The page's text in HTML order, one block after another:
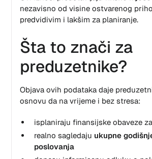
nezavisno od visine ostvarenog
predvidivim i lakšim za planiranje.
Šta to znači za
preduzetnike?
Objava ovih podataka daje
osnovu da na vrijeme i bez stresa:
isplaniraju finansijske obaveze
realno sagledaju ukupne
poslovanja